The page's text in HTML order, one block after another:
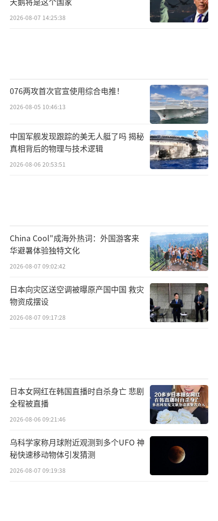
2026-08-07 14:25:38
076两攻首次官宣使用综合电推！
2026-08-05 10:46:13
中国军舰发现跟踪的美无人艇了吗 揭秘
真相背后的物理与技术逻辑
2026-08-06 20:53:51
China Cool"成海外热词：外国游客来
华避暑体验独特文化
2026-08-07 09:02:42
日本向灾区送空调被曝原产国中国 救灾
物资成摆设
2026-08-07 09:17:28
日本女网红在韩国直播时自杀身亡 悲剧
全程被直播
2026-08-06 09:21:46
乌科学家称月球附近观测到多个UFO 神
秘快速移动物体引发猜测
2026-08-07 09:19:38